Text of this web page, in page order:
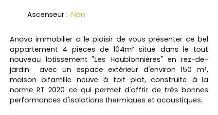
Ascenseur : Non
Anova immobilier a le plaisir de vous présenter ce bel
appartement 4 pièces de 104m² situé dans le tout
nouveau lotissement "Les Houblonnières" en rez-de-
jardin avec un espace extérieur d'environ 150 m²,
maison bifamille neuve à toit plat, construite à la
norme RT 2020 ce qui permet d'offrir de très bonnes
performances d'isolations thermiques et acoustiques.